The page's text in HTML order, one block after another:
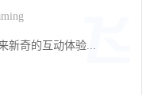
新奇的互动体验...